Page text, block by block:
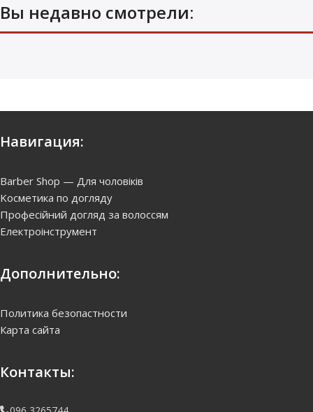
Вы недавно смотрели:
Навигация:
Barber Shop — Для чоловіків
Kосметика по догляду
Професійний догляд за волоссям
Електроінструмент
Дополнительно:
Политика безопастности
Карта сайта
Контакты: